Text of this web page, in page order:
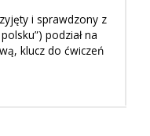
i sprawdzony z
podział na
klucz do ćwiczeń